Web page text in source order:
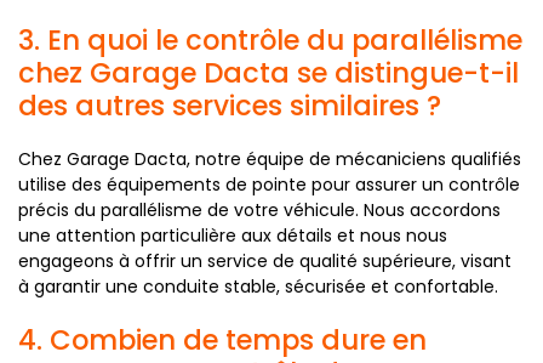
3. En quoi le contrôle du parallélisme
chez Garage Dacta se distingue-t-il
des autres services similaires ?
Chez Garage Dacta, notre équipe de mécaniciens qualifiés
utilise des équipements de pointe pour assurer un contrôle
précis du parallélisme de votre véhicule. Nous accordons
une attention particulière aux détails et nous nous
engageons à offrir un service de qualité supérieure, visant
à garantir une conduite stable, sécurisée et confortable.
4. Combien de temps dure en